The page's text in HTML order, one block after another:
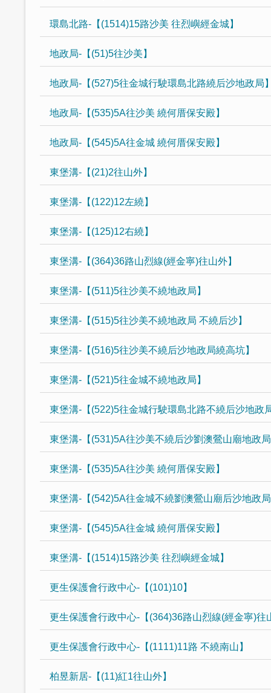
環島北路-【(1514)15路沙美 往烈嶼經金城】
地政局-【(51)5往沙美】
地政局-【(527)5往金城行駛環島北路繞后沙地政局
地政局-【(535)5A往沙美 繞何厝保安殿】
地政局-【(545)5A往金城 繞何厝保安殿】
東堡溝-【(21)2往山外】
東堡溝-【(122)12左繞】
東堡溝-【(125)12右繞】
東堡溝-【(364)36路山烈線(經金寧)往山外】
東堡溝-【(511)5往沙美不繞地政局】
東堡溝-【(515)5往沙美不繞地政局 不繞后沙】
東堡溝-【(516)5往沙美不繞后沙地政局繞高坑】
東堡溝-【(521)5往金城不繞地政局】
東堡溝-【(522)5往金城行駛環島北路不繞后沙地政
東堡溝-【(531)5A往沙美不繞后沙劉澳鶯山廟地政
東堡溝-【(535)5A往沙美 繞何厝保安殿】
東堡溝-【(542)5A往金城不繞劉澳鶯山廟后沙地政
東堡溝-【(545)5A往金城 繞何厝保安殿】
東堡溝-【(1514)15路沙美 往烈嶼經金城】
更生保護會行政中心-【(101)10】
更生保護會行政中心-【(364)36路山烈線(經金寧)往
更生保護會行政中心-【(1111)11路 不繞南山】
柏昱新居-【(11)紅1往山外】